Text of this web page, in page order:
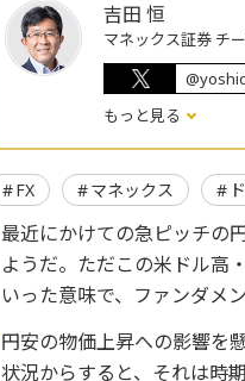
吉田 恒
マネックス証券 チ
もっと見る
FX マネックス
最近にかけての急ピッチの
ようだ。ただこの米ドル高
いった意味で、ファンダメ
円安の物価上昇への影響を
状況からすると、それは時